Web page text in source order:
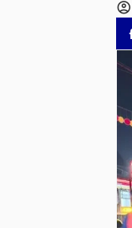
account_circle